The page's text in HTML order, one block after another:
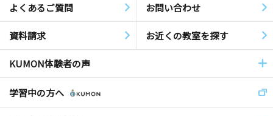
よくあるご質問 お問い合わせ
資料請求 お近くの教室を探す
KUMON体験者の声
学習中の方へ